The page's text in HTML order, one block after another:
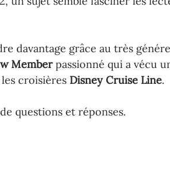
davantage grâce au très
Member passionné qui a vécu
croisières Disney Cruise Line.
questions et réponses.